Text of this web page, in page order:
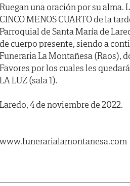
Ruegan una oración por su alma.
CINCO MENOS CUARTO de la
Parroquial de Santa María de
de cuerpo presente, siendo a
Funeraria La Montañesa (Raos),
Favores por los cuales les
LA LUZ (sala 1).
Laredo, 4 de noviembre de 2022.
www.funerarialamontanesa.com